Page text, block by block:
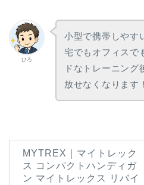
ひろ
小型で携帯しやす
宅でもオフィスで
ドなトレーニング
放せなくなります！
MYTREX｜マイトレック
ス コンパクトハンディガ
ン マイトレックス リバイ